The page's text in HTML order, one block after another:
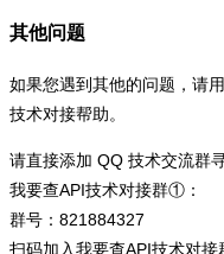
其他问题
如果您遇到其他的问题，请
技术对接帮助。
请直接添加 QQ 技术交流群
我要查API技术对接群①：
群号：821884327
扫码加入我要查API技术对接